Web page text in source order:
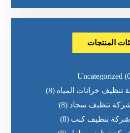
المنتجات
Uncategorized
تنظيف خزانات المياه (8)
تنظيف سجاد (8)
تنظيف كنب (8)